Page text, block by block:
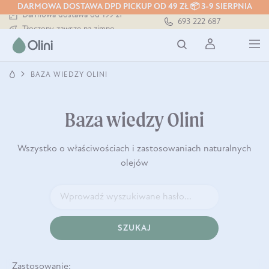
DARMOWA DOSTAWA DPD PICKUP OD 49 ZŁ 📦 3-9 SIERPNIA
Darmowa dostawa od 199 zł
Darmowa dostawa od 199 zł
693 222 687
BAZA WIEDZY OLINI
Baza wiedzy Olini
Wszystko o właściwościach i zastosowaniach naturalnych
olejów
SZUKAJ
Zastosowanie: